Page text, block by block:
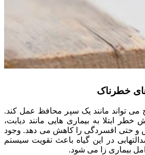
خطرناک
تواند مانند یک سپر محافظ عمل کند.
ابتلا به بیماری هایی مانند دیابت،
و حتی افسردگی را کاهش می دهد. وجود
در این گیاه باعث تقویت سیستم
بیماری زا می شود.